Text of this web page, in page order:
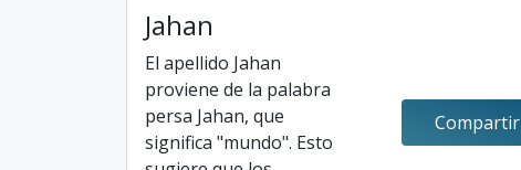
Jahan
El apellido Jahan
proviene de la palabra
persa Jahan, que
significa "mundo". Esto
Compartir